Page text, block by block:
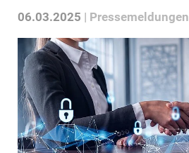
06.03.2025 Pressemeldungen